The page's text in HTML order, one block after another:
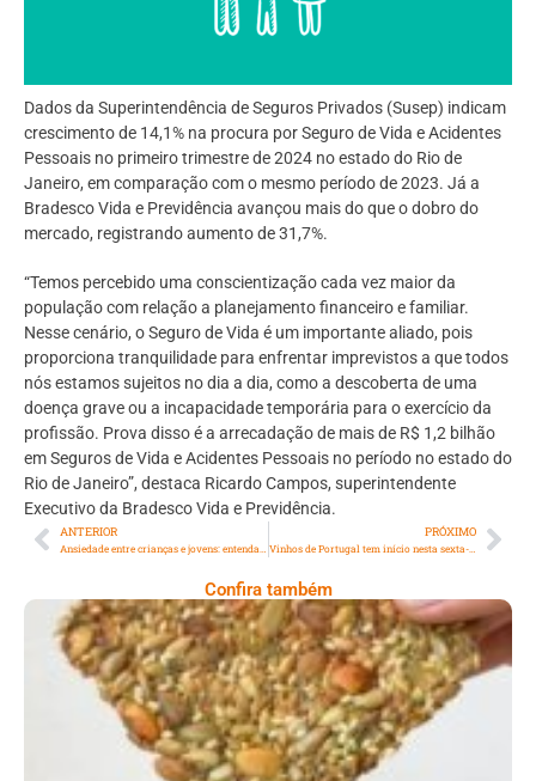
Dados da Superintendência de Seguros Privados (Susep) indicam
crescimento de 14,1% na procura por Seguro de Vida e Acidentes
Pessoais no primeiro trimestre de 2024 no estado do Rio de
Janeiro, em comparação com o mesmo período de 2023. Já a
Bradesco Vida e Previdência avançou mais do que o dobro do
mercado, registrando aumento de 31,7%.
“Temos percebido uma conscientização cada vez maior da
população com relação a planejamento financeiro e familiar.
Nesse cenário, o Seguro de Vida é um importante aliado, pois
proporciona tranquilidade para enfrentar imprevistos a que todos
nós estamos sujeitos no dia a dia, como a descoberta de uma
doença grave ou a incapacidade temporária para o exercício da
profissão. Prova disso é a arrecadação de mais de R$ 1,2 bilhão
em Seguros de Vida e Acidentes Pessoais no período no estado do
Rio de Janeiro”, destaca Ricardo Campos, superintendente
Executivo da Bradesco Vida e Previdência.
ANTERIOR PRÓXIMO
Vinhos de Portugal tem início nesta sexta-feira, dia 07, no Rio de Janeiro
Confira também
Comer Bem: Cracker De Sementes